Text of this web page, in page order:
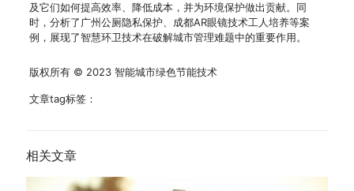
及它们如何提高效率、降低成本，并为环境保护做出贡献。同
时，分析了广州公厕隐私保护、成都AR眼镜技术工人培养等案
例，展现了智慧环卫技术在破解城市管理难题中的重要作用。
版权所有 © 2023 智能城市绿色节能技术
文章tag标签：
相关文章